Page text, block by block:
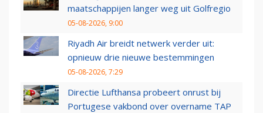
maatschappijen langer weg uit Golfregio
05-08-2026, 9:00
Riyadh Air breidt netwerk verder uit:
opnieuw drie nieuwe bestemmingen
05-08-2026, 7:29
Directie Lufthansa probeert onrust bij
Portugese vakbond over overname TAP